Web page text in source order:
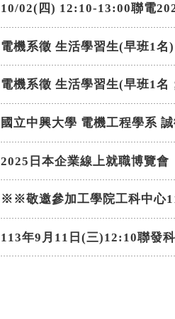
10/02(四) 12:10-13:00聯電
電機系徵 生活學習生(早班1名)
電機系徵 生活學習生(早班1名
國立中興大學 電機工程學系
2025日本企業線上就職博覽會
※※敬邀參加工學院工科中心
113年9月11日(三)12:10聯發